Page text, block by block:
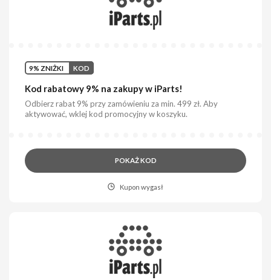
9% ZNIŻKI KOD
Kod rabatowy 9% na zakupy w iParts!
Odbierz rabat 9% przy zamówieniu za min. 499 zł. Aby
aktywować, wklej kod promocyjny w koszyku.
POKAŻ KOD
Kupon wygasł